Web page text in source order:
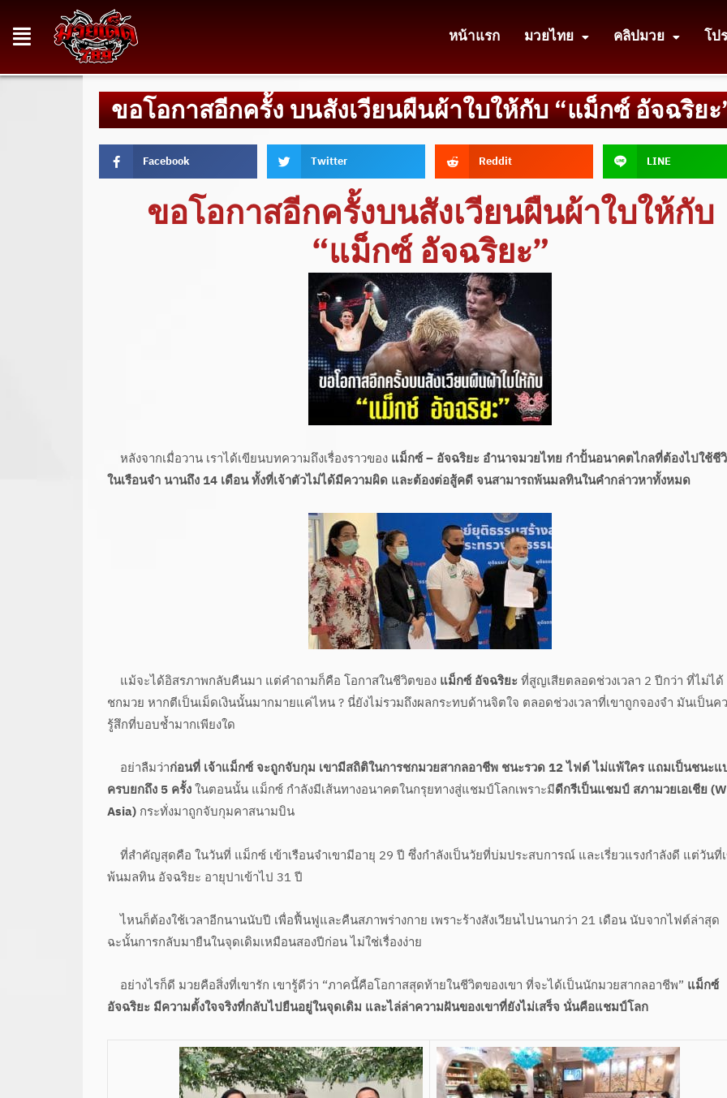
หน้าแรก มวยไทย คลิปมวย โป
ขอโอกาสอีกครั้ง บนสังเวียนผืนผ้าใบให้กับ “แม็กซ์ อัจฉริย
Facebook Twitter Reddit LINE
ขอโอกาสอีกครั้งบนสังเวียนผืนผ้าใบให้กับ
“แม็กซ์ อัจฉริยะ”
หลังจากเมื่อวาน เราได้เขียนบทความถึงเรื่องราวของ แม็กซ์ – อัจฉริยะ อำนาจมวยไทย กำปั้นอนาคตไกลที่ต้องไปใช้ชี
ในเรือนจำ นานถึง 14 เดือน ทั้งที่เจ้าตัวไม่ได้มีความผิด และต้องต่อสู้คดี จนสามารถพ้นมลทินในคำกล่าวหาทั้งหมด
แม้จะได้อิสรภาพกลับคืนมา แต่คำถามก็คือ โอกาสในชีวิตของ แม็กซ์ อัจฉริยะที่สูญเสียตลอดช่วงเวลา 2 ปีกว่า ที่ไม่ได้
ชกมวย หากตีเป็นเม็ดเงินนั้นมากมายแค่ไหน ? นี่ยังไม่รวมถึงผลกระทบด้านจิตใจ ตลอดช่วงเวลาที่เขาถูกจองจำ มันเป็นค
รู้สึกที่บอบช้ำมากเพียงใด
อย่าลืมว่าก่อนที่ เจ้าแม็กซ์ จะถูกจับกุม เขามีสถิติในการชกมวยสากลอาชีพ ชนะรวด 12 ไฟต์ ไม่แพ้ใคร แถมเป็นชนะ
ครบยกถึง 5 ครั้งในตอนนั้น แม็กซ์ กำลังมีเส้นทางอนาคตในกรุยทางสู่แชมป์โลกเพราะมีดีกรีเป็นแชมป์ สภามวยเอเชีย
Asia) กระทั่งมาถูกจับกุมคาสนามบิน
ที่สำคัญสุดคือ ในวันที่ แม็กซ์ เข้าเรือนจำเขามีอายุ 29 ปี ซึ่งกำลังเป็นวัยที่บ่มประสบการณ์ และเรี่ยวแรงกำลังดี แต่วันที่
พ้นมลทิน อัจฉริยะ อายุปาเข้าไป 31 ปี
ไหนก็ต้องใช้เวลาอีกนานนับปี เพื่อฟื้นฟูและคืนสภาพร่างกาย เพราะร้างสังเวียนไปนานกว่า 21 เดือน นับจากไฟต์ล่าสุด
ฉะนั้นการกลับมายืนในจุดเดิมเหมือนสองปีก่อน ไม่ใช่เรื่องง่าย
อย่างไรก็ดี มวยคือสิ่งที่เขารัก เขารู้ดีว่า “ภาคนี้คือโอกาสสุดท้ายในชีวิตของเขา ที่จะได้เป็นนักมวยสากลอาชีพ” แม็กซ์
อัจฉริยะ มีความตั้งใจจริงที่กลับไปยืนอยู่ในจุดเดิม และไล่ล่าความฝันของเขาที่ยังไม่เสร็จ นั่นคือแชมป์โลก